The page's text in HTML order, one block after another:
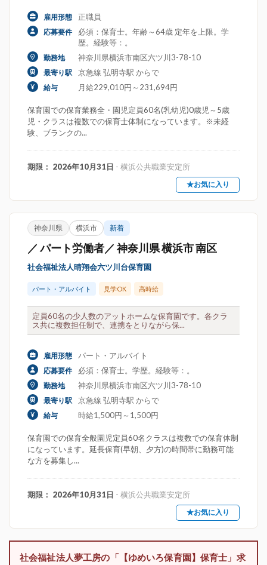
雇用形態 正職員
応募要件
必須：保育士。年齢～64歳 定年を上限。学
歴。経験等：。
勤務地 神奈川県横浜市南区六ツ川3-78-10
最寄り駅 京急線 弘明寺駅 からで
給与 月給229,010円～231,694円
保育園での保育業務全・園児定員60名(乳幼児)0歳児～5歳
児・クラスは複数での保育士体制になっています。※未経
験、ブランクの...
期限： 2026年10月31日 - 横浜公共職業安定所
★お気に入り
神奈川県 横浜市 新着
／ パート労働者／ 神奈川県 横浜市 南区
社会福祉法人晴翔会六ツ川台保育園
パート・アルバイト 見学OK 高時給
定員60名の少人数のアットホームな保育園です。各クラ
ス共に複数担任制で、連携をとりながら保...
雇用形態 パート・アルバイト
応募要件 必須：保育士。学歴。経験等：。
勤務地 神奈川県横浜市南区六ツ川3-78-10
最寄り駅 京急線 弘明寺駅 からで
給与 時給1,500円～1,500円
保育園での保育全般園児定員60名クラスは複数での保育体制
になっています。延長保育(早朝、夕方)の時間帯に勤務可能
な方を募集し...
期限： 2026年10月31日 - 横浜公共職業安定所
★お気に入り
社会福祉法人夢工房の「【ゆめいろ保育園】保育士」求